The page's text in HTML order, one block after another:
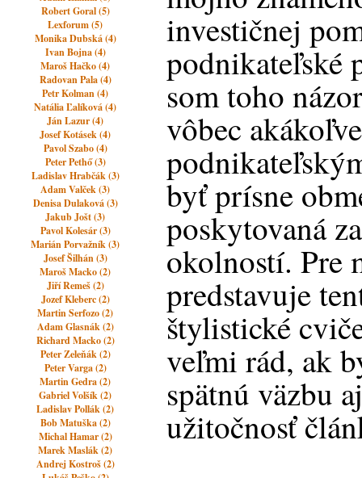
Robert Goral (5)
Lexforum (5)
Monika Dubská (4)
Ivan Bojna (4)
Maroš Hačko (4)
Radovan Pala (4)
Petr Kolman (4)
Natália Ľalíková (4)
Ján Lazur (4)
Josef Kotásek (4)
Pavol Szabo (4)
Peter Pethő (3)
Ladislav Hrabčák (3)
Adam Valček (3)
Denisa Dulaková (3)
Jakub Jošt (3)
Pavol Kolesár (3)
Marián Porvažník (3)
Josef Šilhán (3)
Maroš Macko (2)
Jiří Remeš (2)
Jozef Kleberc (2)
Martin Serfozo (2)
Adam Glasnák (2)
Richard Macko (2)
Peter Zeleňák (2)
Peter Varga (2)
Martin Gedra (2)
Gabriel Volšík (2)
Ladislav Pollák (2)
Bob Matuška (2)
Michal Hamar (2)
Marek Maslák (2)
Andrej Kostroš (2)
investičnej
podnikateľské
som toho
vôbec
byť prísne
poskytovaná
okolností. Pre
predstavuje
štylistické
veľmi rád, ak
spätnú väzbu
užitočnosť